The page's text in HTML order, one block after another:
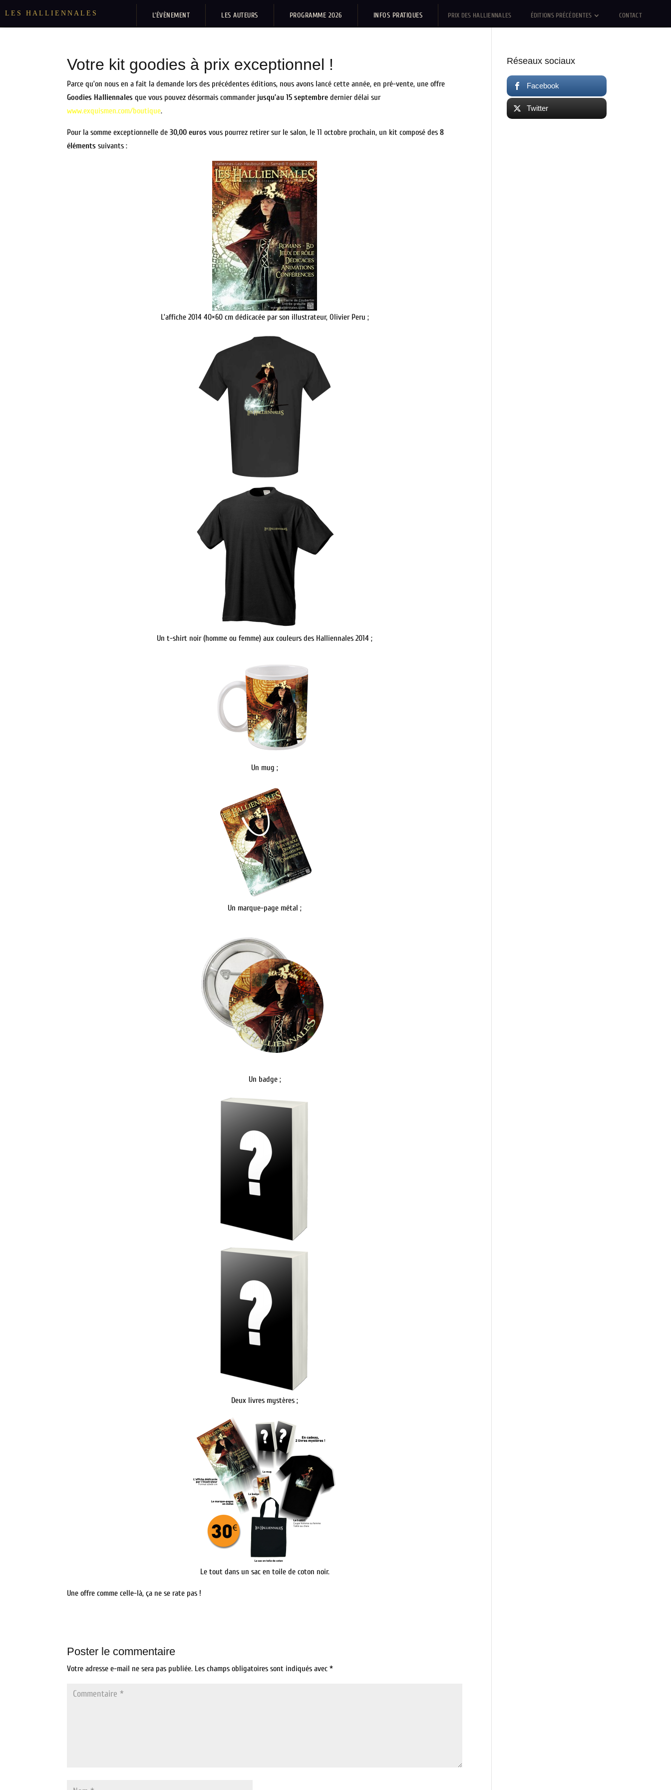
LES HALLIENNALES L’ÉVÈNEMENT LES AUTEURS PROGRAMME 2026 INFOS PRATIQUES PRIX DES HALLIENNALES ÉDITIONS PRÉCÉDENTES CONTACT
Votre kit goodies à prix exceptionnel !
Parce qu’on nous en a fait la demande lors des précédentes éditions, nous avons lancé cette année, en pré-vente, une offre
Goodies Halliennales que vous pouvez désormais commander jusqu’au 15 septembre dernier délai sur
www.exquismen.com/boutique.
Pour la somme exceptionnelle de30,00 euros vous pourrez retirer sur le salon, le 11 octobre prochain, un kit composé des8
éléments suivants :
L’affiche 2014 40×60 cm dédicacée par son illustrateur, Olivier Peru ;
Un t-shirt noir (homme ou femme) aux couleurs des Halliennales 2014 ;
Un mug ;
Un marque-page métal ;
Un badge ;
Deux livres mystères ;
Le tout dans un sac en toile de coton noir.
Une offre comme celle-là, ça ne se rate pas !
Poster le commentaire
Votre adresse e-mail ne sera pas publiée. Les champs obligatoires sont indiqués avec*
Réseaux sociaux
Facebook
Twitter